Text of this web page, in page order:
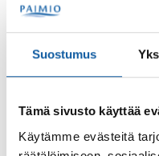
Suostumus
Tämä sivusto käyttää
Käytämme evästeitä
Sähköposti: